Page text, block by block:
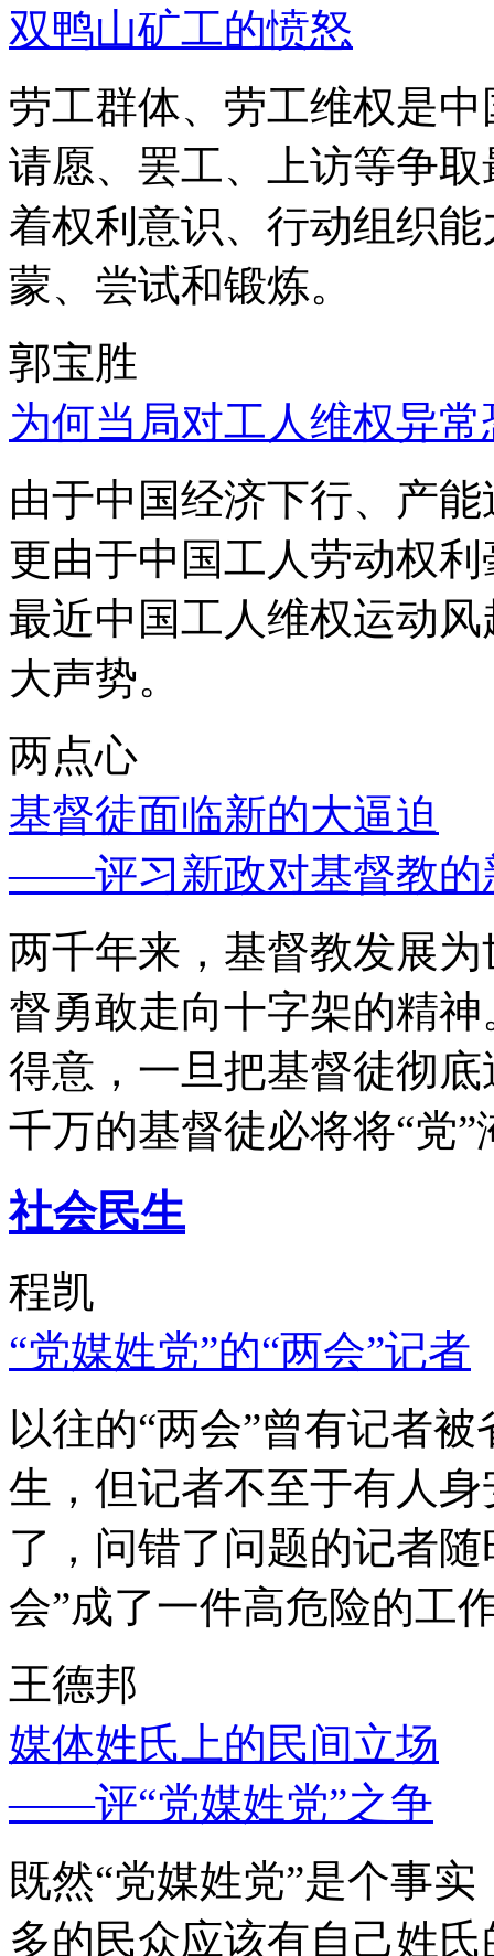
双鸭山矿工的愤怒
劳工群体、劳工维权是
请愿、罢工、上访等争
着权利意识、行动组织
蒙、尝试和锻炼。
郭宝胜
为何当局对工人维权异
由于中国经济下行、产
更由于中国工人劳动权
最近中国工人维权运动
大声势。
两点心
基督徒面临新的大逼迫
——评习新政对基督教的
两千年来，基督教发展
督勇敢走向十字架的精
得意，一旦把基督徒彻
千万的基督徒必将将“党”
社会民生
程凯
“党媒姓党”的“两会”记者
以往的“两会”曾有记者
生，但记者不至于有人
了，问错了问题的记者
会”成了一件高危险的工
王德邦
媒体姓氏上的民间立场
——评“党媒姓党”之争
既然“党媒姓党”是个事
多的民众应该有自己姓